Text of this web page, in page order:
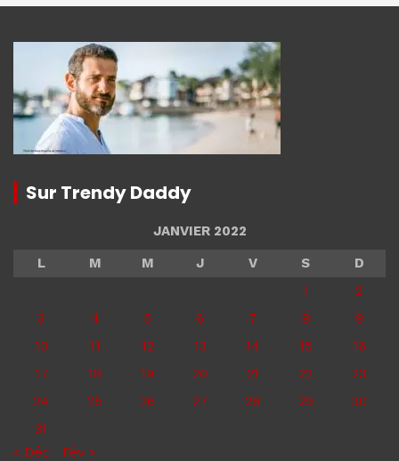
Sur Trendy Daddy
JANVIER 2022
L
M M J V S
D
1
2
3
4 5 6 7 8
9
10
11 12 13 14 15
16
17
18 19 20 21 22
23
24
25 26 27 28 29
30
31
« Déc
Fév »